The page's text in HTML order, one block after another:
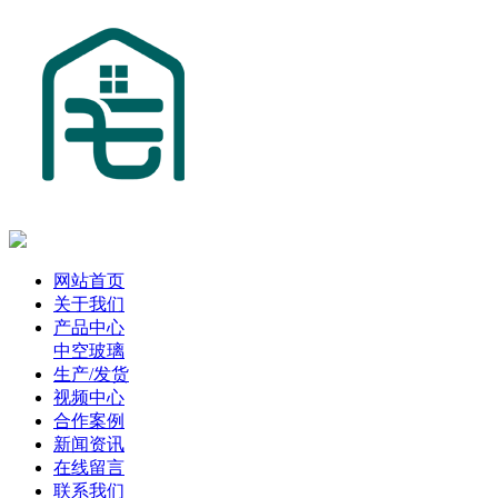
网站首页
关于我们
产品中心
中空玻璃
生产/发货
视频中心
合作案例
新闻资讯
在线留言
联系我们